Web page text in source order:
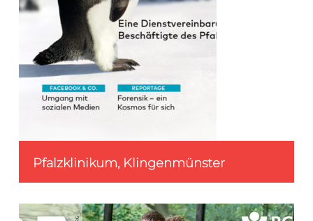
Pfalzklinikum, Klingenmünster